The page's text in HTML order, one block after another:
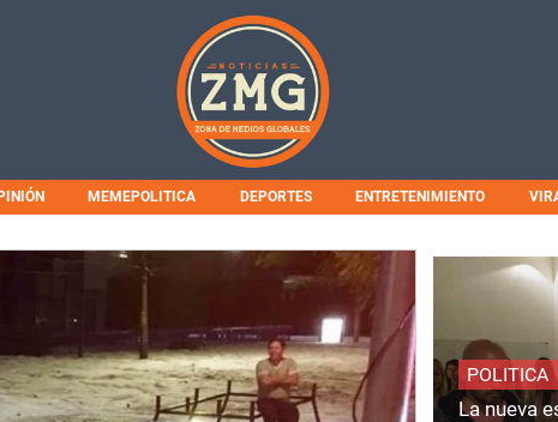
MEMEPOLITICA DEPORTES ENTRETENIMIENTO
POLITICA
La nueva